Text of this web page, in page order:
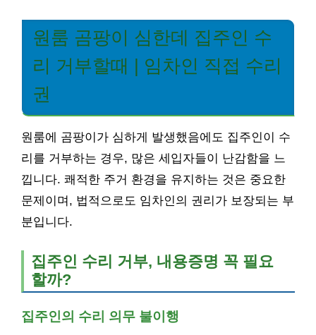
원룸 곰팡이 심한데 집주인 수
리 거부할때 | 임차인 직접 수리
권
원룸에 곰팡이가 심하게 발생했음에도 집주인이 수
리를 거부하는 경우, 많은 세입자들이 난감함을 느
낍니다. 쾌적한 주거 환경을 유지하는 것은 중요한
문제이며, 법적으로도 임차인의 권리가 보장되는 부
분입니다.
집주인 수리 거부, 내용증명 꼭 필요
할까?
집주인의 수리 의무 불이행